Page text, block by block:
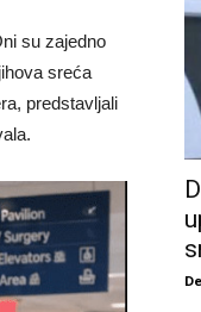
su zajedno
sreća
predstavljali